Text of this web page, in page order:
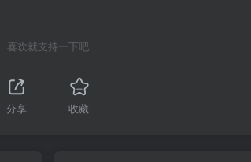
喜欢就支持一下吧
分享 收藏